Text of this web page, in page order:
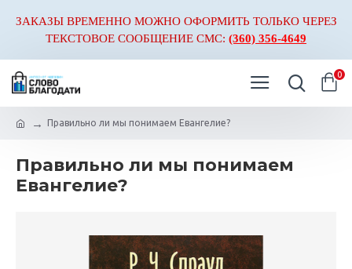
ЗАКАЗЫ ВРЕМЕННО МОЖНО ОФОРМИТЬ ТОЛЬКО ЧЕРЕЗ
ТЕКСТОВОЕ СООБЩЕНИЕ СМС: (360) 356-4649
0
Правильно ли мы понимаем Евангелие?
Правильно ли мы понимаем
Евангелие?